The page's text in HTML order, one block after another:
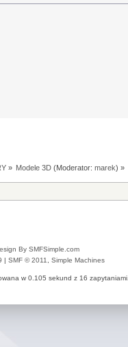
» Modele 3D (Moderator:marek) »
By SMFSimple.com
| SMF © 2011 Simple Machines
w 0.105 sekund z 16 zapytaniami.